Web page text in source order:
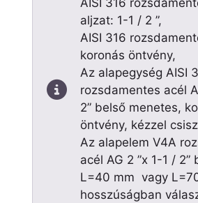
AISI 316
aljzat: 1-1 / 2 ”,
AISI 316
koronás öntvény,
Az alapegység AISI
rozsdamentes acél
2” belső menetes,
öntvény, kézzel
Az alapelem V4A
acél AG 2 ”x 1-1 / 2”
L=40 mm vagy
hosszúságban